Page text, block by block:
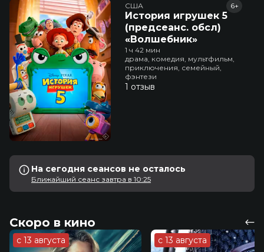
США
История игрушек 5
(предсеанс. обсл)
«Волшебник»
6+
1 ч 42 мин
драма, комедия, мультфильм,
приключения, семейный,
фэнтези
1 отзыв
На сегодня сеансов не осталось
Ближайший сеанс завтра в 10:25
Скоро в кино
с 13 августа с 13 августа